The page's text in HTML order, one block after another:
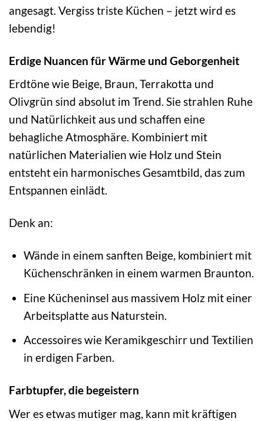
angesagt. Vergiss triste Küchen – jetzt wird es
lebendig!
Erdige Nuancen für Wärme und Geborgenheit
Erdtöne wie Beige, Braun, Terrakotta und
Olivgrün sind absolut im Trend. Sie strahlen Ruhe
und Natürlichkeit aus und schaffen eine
behagliche Atmosphäre. Kombiniert mit
natürlichen Materialien wie Holz und Stein
entsteht ein harmonisches Gesamtbild, das zum
Entspannen einlädt.
Denk an:
Wände in einem sanften Beige, kombiniert mit
Küchenschränken in einem warmen Braunton.
Eine Kücheninsel aus massivem Holz mit einer
Arbeitsplatte aus Naturstein.
Accessoires wie Keramikgeschirr und Textilien
in erdigen Farben.
Farbtupfer, die begeistern
Wer es etwas mutiger mag, kann mit kräftigen